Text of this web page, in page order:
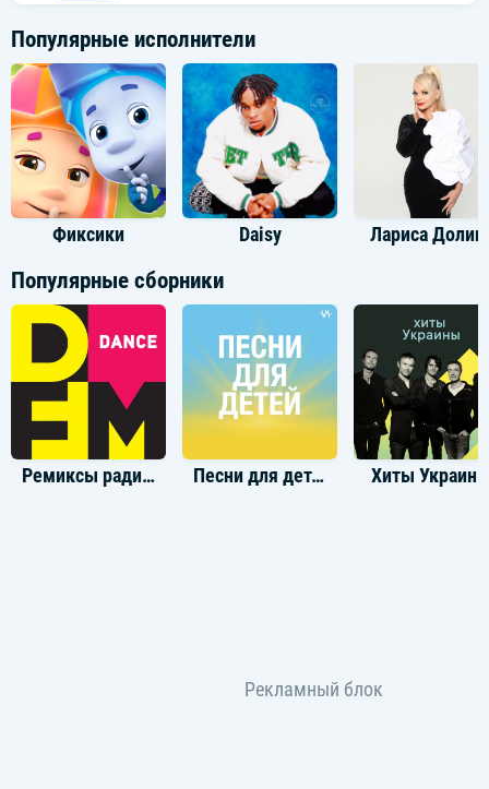
Популярные исполнители
Фиксики Daisy Лариса
Популярные сборники
Ремиксы радио DFM Песни для детей Хиты